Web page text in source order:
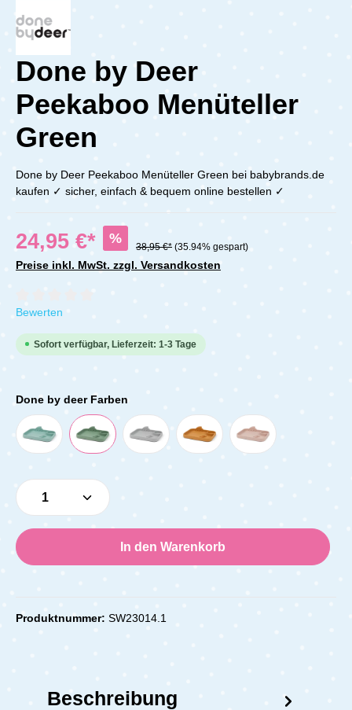
Done by Deer
Peekaboo Menüteller
Green
Done by Deer Peekaboo Menüteller Green bei babybrands.de
kaufen ✓ sicher, einfach & bequem online bestellen ✓
24,95 €* %
38,95 €* (35.94% gespart)
Preise inkl. MwSt. zzgl. Versandkosten
Durchschnittliche Bewertung von 0 von 5 Sternen
Bewerten
Sofort verfügbar, Lieferzeit: 1-3 Tage
Done by deer Farben
Produkt Anzahl: Gib den gewünschten
In den Warenkorb
Produktnummer: SW23014.1
Beschreibung